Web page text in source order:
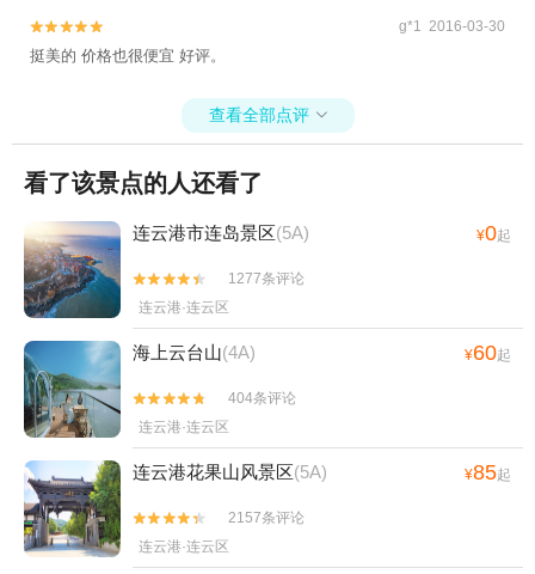

 g*1 2016-03-30
挺美的 价格也很便宜 好评。
查看全部点评 
看了该景点的人还看了
连云港市连岛景区(5A) ¥0起


1277条评论
连云港·连云区
海上云台山(4A) ¥60起


404条评论
连云港·连云区
连云港花果山风景区(5A) ¥85起


2157条评论
连云港·连云区